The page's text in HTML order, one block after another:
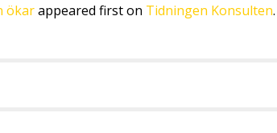
ökarappeared first on Tidningen Konsulten.